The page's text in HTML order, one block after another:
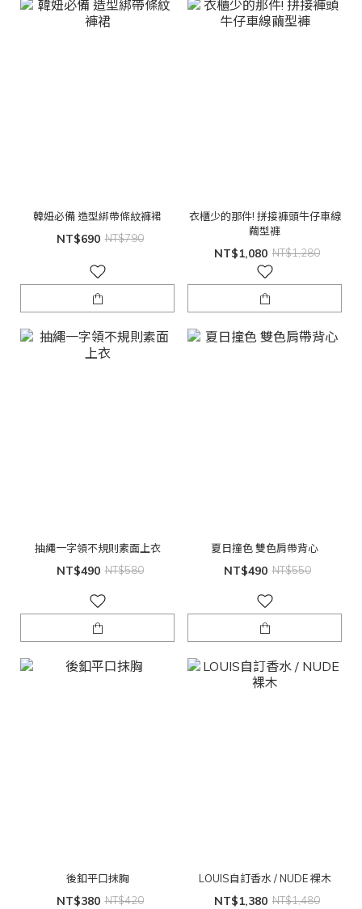
韓妞必備 造型綁帶條紋褲裙
NT$690 NT$790
衣櫃少的那件! 拼接褲頭牛仔車線
繭型褲
NT$1,080 NT$1,280
抽繩一字領不規則素面上衣
NT$490 NT$580
夏日撞色 雙色肩帶背心
NT$490 NT$550
後釦平口抹胸
NT$380 NT$420
LOUIS自訂香水 / NUDE 裸木
NT$1,380 NT$1,480